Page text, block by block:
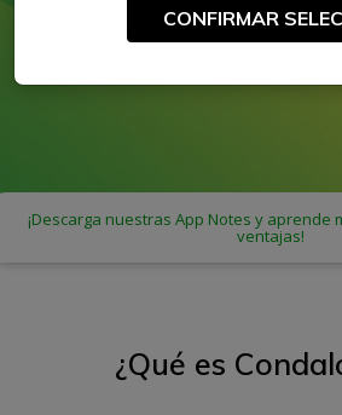
¡Descarga nuestras App Notes y aprende
ventajas!
¿Qué es
CONFIRMAR